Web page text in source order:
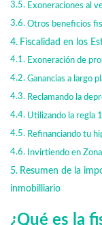
Exoneraciones al
Otros beneficios
Fiscalidad en los
Exoneración de
Ganancias a largo
Reclamando la
Utilizando la regla
Refinanciando tu
Invirtiendo en
Resumen de la
inmobilliario
¿Qué es la